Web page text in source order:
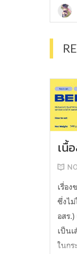
ลนจ
ข้อมูล
เนื้
เรื่อ
ซึ่งไ
อสร
เป็น
ในกร